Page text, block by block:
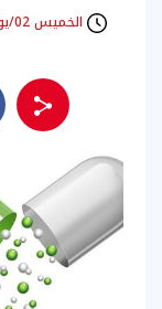
الخميس 02/يوليو/2026 - 02:03 م